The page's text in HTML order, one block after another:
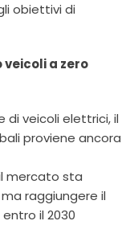
obiettivi di
a zero
veicoli elettrici, il
proviene ancora
mercato sta
raggiungere il
il 2030